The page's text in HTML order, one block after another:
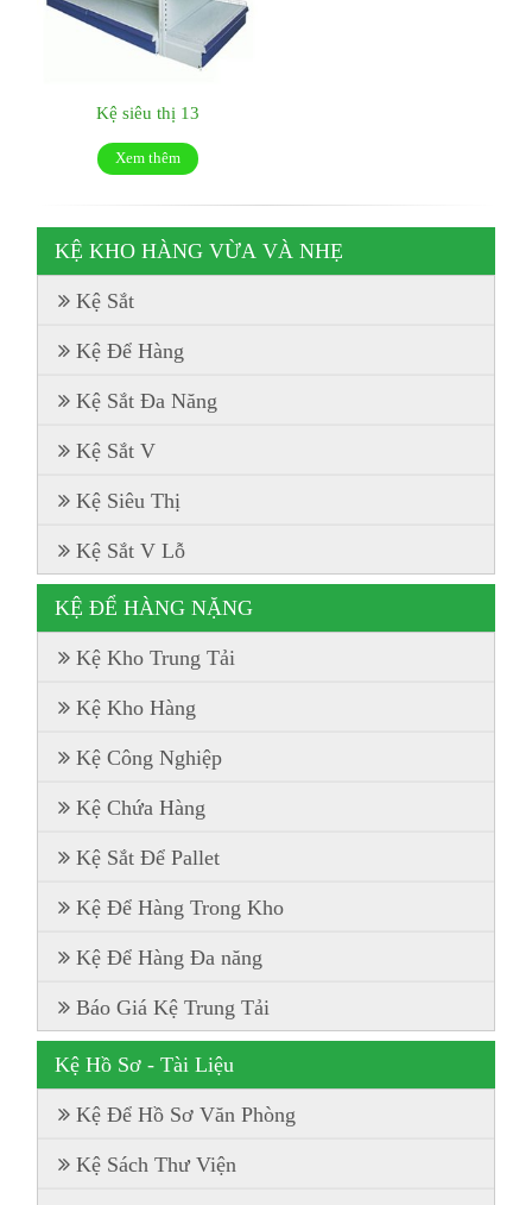
Kệ siêu thị 13
Xem thêm
KỆ KHO HÀNG VỪA VÀ NHẸ
Kệ Sắt
Kệ Để Hàng
Kệ Sắt Đa Năng
Kệ Sắt V
Kệ Siêu Thị
Kệ Sắt V Lỗ
KỆ ĐỂ HÀNG NẶNG
Kệ Kho Trung Tải
Kệ Kho Hàng
Kệ Công Nghiệp
Kệ Chứa Hàng
Kệ Sắt Để Pallet
Kệ Để Hàng Trong Kho
Kệ Để Hàng Đa năng
Báo Giá Kệ Trung Tải
Kệ Hồ Sơ - Tài Liệu
Kệ Để Hồ Sơ Văn Phòng
Kệ Sách Thư Viện